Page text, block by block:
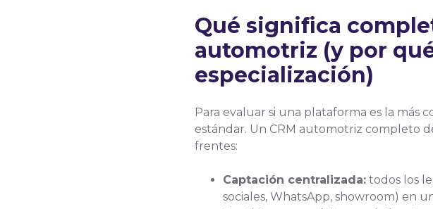
Qué significa
automotriz (y por
especialización)
Para evaluar si una plataforma es la más
estándar. Un CRM automotriz completo
frentes:
Captación centralizada: todos los
sociales, WhatsApp, showroom) en